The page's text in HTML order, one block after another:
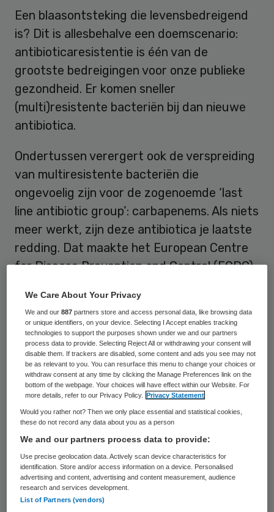
Een blaasontsteking die levensbedreigend
is? Dit is allesbehalve een doemscenario:
antibioticaresistentie is één van de
grootste bedreigingen voor onze publieke
gezondheid. Er komen sneller
(multi)resistente bacteriën bij dan nieuwe
antibiotica.
Ondertussen verergert ook de verspreiding
van multiresistente bacteriën die
ongevoelig zijn voor de zogenoemde ‘last
line antibiotic group’: carbapenems. Als niets
meer werkt, zijn deze antibiotica je laatste
redding. Dat maakte het European Centre
for Disease Prevention and Control (ECDC)
Antibiotic Awareness Day. In drie Europese
landen is sprake van een endemische
situatie: daar krijgen de meeste
ziekenhuizen regelmatig patiënten die niet
reageren op carbapenems.
Wereldwijd staan artsen, ziekenhuizen en
Gemeentelijke Geneeskundige Diensten
(GGD’en) dan ook voor de uitdaging hoe we
verspreiding van resistente bacteriën
voorkomen en patiënten behandelen. Alleen
al in de Europese Unie overlijden naar
We Care About Your Privacy
We and our887 partners store and access personal data, like browsing data
or unique identifiers, on your device. Selecting I Accept enables tracking
technologies to support the purposes shown under we and our partners
process data to provide. Selecting Reject All or withdrawing your consent will
disable them. If trackers are disabled, some content and ads you see may not
be as relevant to you. You can resurface this menu to change your choices or
withdraw consent at any time by clicking the Manage Preferences link on the
bottom of the webpage. Your choices will have effect within our Website. For
more details, refer to our Privacy Policy.
Privacy Statement
Would you rather not? Then we only place essential and statistical cookies,
these do not record any data about you as a person
We and our partners process data to provide:
Use precise geolocation data. Actively scan device characteristics for
identification. Store and/or access information on a device. Personalised
advertising and content, advertising and content measurement, audience
research and services development.
List of Partners (vendors)